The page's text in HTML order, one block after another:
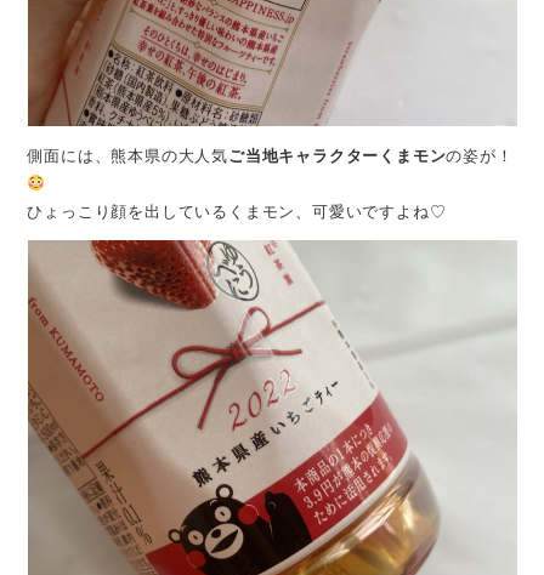
側面には、熊本県の大人気ご当地キャラクターくまモンの姿が！
ひょっこり顔を出しているくまモン、可愛いですよね♡